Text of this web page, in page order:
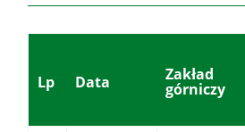
Lp Data Zakład
górniczy